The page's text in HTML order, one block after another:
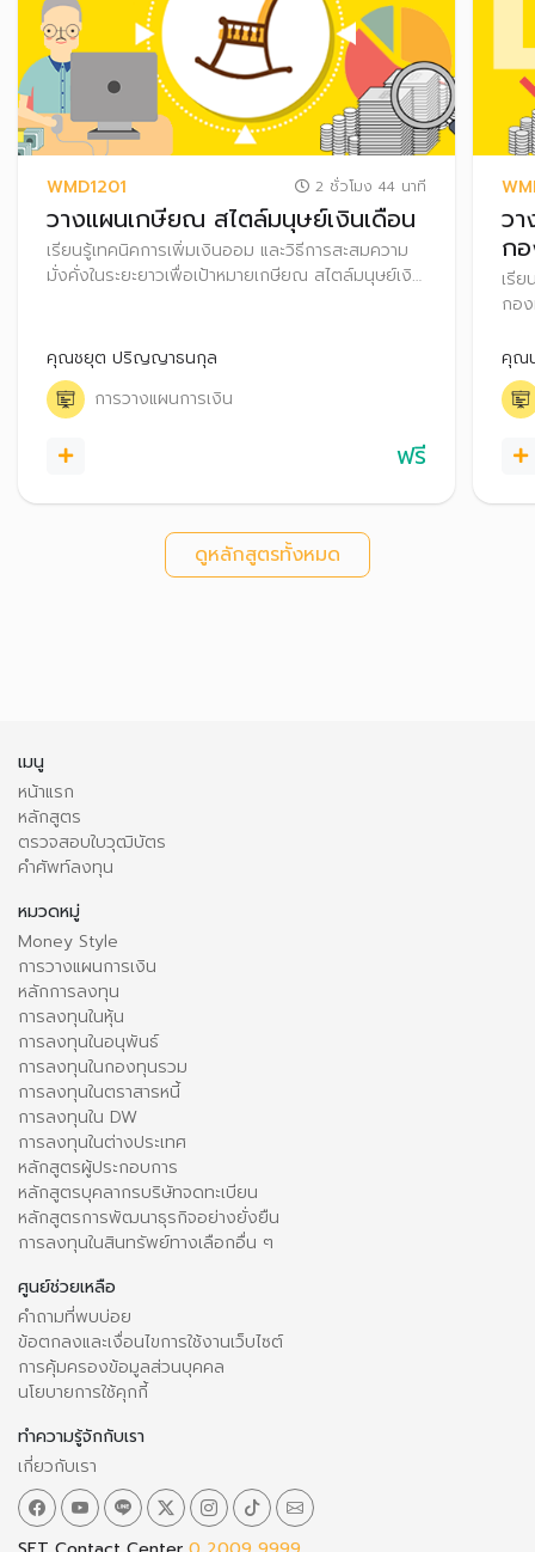
WMD1201 2 ชั่วโมง 44 นาที
วางแผนเกษียณ สไตล์มนุษย์เงินเดือน
เรียนรู้เทคนิคการเพิ่มเงินออม และวิธีการสะสมความ
มั่งคั่งในระยะยาวเพื่อเป้าหมายเกษียณ สไตล์มนุษย์เงิน
คุณชยุต ปริญญาธนกุล
การวางแผนการเงิน
ฟรี
ว
ก
เรี
กอ
คุณ
ดูหลักสูตรทั้งหมด
เมนู
หน้าแรก
หลักสูตร
ตรวจสอบใบวุฒิบัตร
คำศัพท์ลงทุน
หมวดหมู่
Money Style
การวางแผนการเงิน
หลักการลงทุน
การลงทุนในหุ้น
การลงทุนในอนุพันธ์
การลงทุนในกองทุนรวม
การลงทุนในตราสารหนี้
การลงทุนใน DW
การลงทุนในต่างประเทศ
หลักสูตรผู้ประกอบการ
หลักสูตรบุคลากรบริษัทจดทะเบียน
หลักสูตรการพัฒนาธุรกิจอย่างยั่งยืน
การลงทุนในสินทรัพย์ทางเลือกอื่น ๆ
ศูนย์ช่วยเหลือ
คำถามที่พบบ่อย
ข้อตกลงและเงื่อนไขการใช้งานเว็บไซต์
การคุ้มครองข้อมูลส่วนบุคคล
นโยบายการใช้คุกกี้
ทำความรู้จักกับเรา
เกี่ยวกับเรา